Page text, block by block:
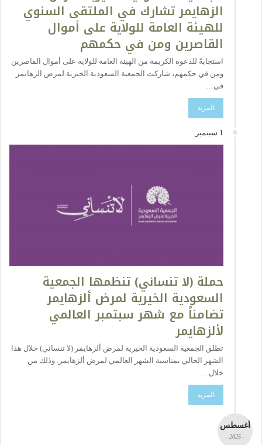
الزهايمر تشارك في الملتقى السنوي
للهيئة العامة للولاية على أموال
القاصرين ومن في حكمهم
استجابةً للدعوة الكريمة من الهيئة العامة للولاية على أموال القاصرين
ومن في حكمهم، شاركت الجمعية السعودية الخيرية لمرض الزهايمر
في…
المزيد
1 سبتمبر
حملة (لا تنساني) تنظمها الجمعية
السعودية الخيرية لمرض ألزهايمر
تضامناً مع شهر سبتمبر العالمي
لألزهايمر
تطلق الجمعية السعودية الخيرية لمرض ألزهايمر (لا تنساني) خلال هذا
الشهر الحالي بمناسبة الشهر العالمي لمرض ألزهايمر. وذلك من
خلال…
المزيد
أغسطس
- 2025 -